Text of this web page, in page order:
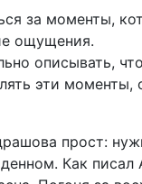
за моменты,
ощущения.
описывать,
эти моменты,
прост:
Как